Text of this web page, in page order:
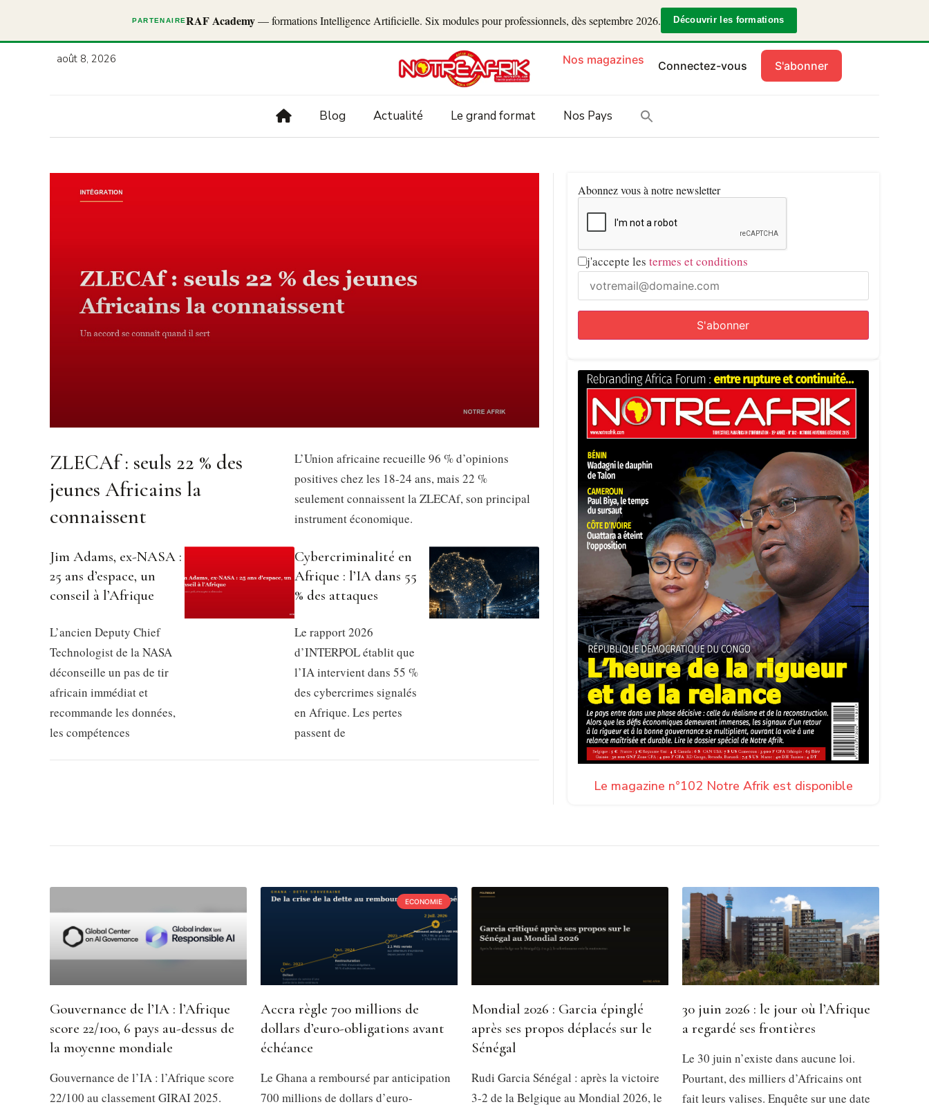
PARTENAIRERAF Academy— formations Intelligence Artificielle. Six modules pour professionnels, dès septembre 2026. Découvrir les formations
août 8, 2026 Nos magazines Connectez-vous S'abonner
Blog Actualité Le grand format Nos Pays
ZLECAf : seuls 22 % des
jeunes Africains la
connaissent
L’Union africaine recueille 96 % d’opinions
positives chez les 18-24 ans, mais 22 %
seulement connaissent la ZLECAf, son principal
instrument économique.
Jim Adams, ex-NASA :
25 ans d’espace, un
conseil à l’Afrique
L’ancien Deputy Chief
Technologist de la NASA
déconseille un pas de tir
africain immédiat et
recommande les données,
les compétences
Cybercriminalité en
Afrique : l’IA dans 55
% des attaques
Le rapport 2026
d’INTERPOL établit que
l’IA intervient dans 55 %
des cybercrimes signalés
en Afrique. Les pertes
passent de
Abonnez vous à notre newsletter
j'accepte les termes et conditions
Le magazine n°102 Notre Afrik est disponible
Gouvernance de l’IA : l’Afrique
score 22/100, 6 pays au-dessus de
la moyenne mondiale
Gouvernance de l’IA : l’Afrique score
22/100 au classement GIRAI 2025.
ECONOMIE
Accra règle 700 millions de
dollars d’euro-obligations avant
échéance
Le Ghana a remboursé par anticipation
700 millions de dollars d’euro-
Mondial 2026 : Garcia épinglé
après ses propos déplacés sur le
Sénégal
Rudi Garcia Sénégal : après la victoire
3-2 de la Belgique au Mondial 2026, le
30 juin 2026 : le jour où l’Afrique
a regardé ses frontières
Le 30 juin n’existe dans aucune loi.
Pourtant, des milliers d’Africains ont
fait leurs valises. Enquête sur une date